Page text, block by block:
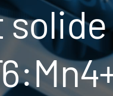
solide